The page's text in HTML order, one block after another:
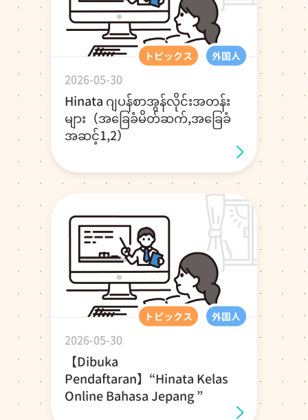
トピックス 外国人
2026-05-30
Hinata ဂျပန်စာအွန်လိုင်းအတန်း
များ（အခြေခံမိတ်ဆက်,အခြေခံ
အဆင့်1,2）
トピックス 外国人
2026-05-30
【Dibuka
Pendaftaran】“Hinata Kelas
Online Bahasa Jepang ”